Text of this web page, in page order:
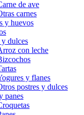
de ave
carnes
y huevos
y dulces
con leche
y flanes
postres y dulces
panes